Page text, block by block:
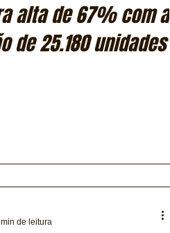
alta de 67% com a
de 25.180 unidades
de leitura